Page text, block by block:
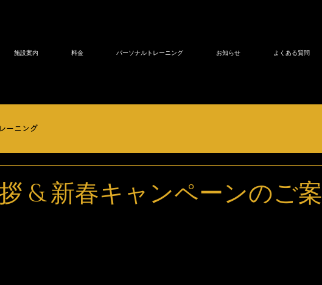
施設案内 料金 パーソナルトレーニング お知らせ よくある質問
ーニング
& 新春キャンペーンのご案